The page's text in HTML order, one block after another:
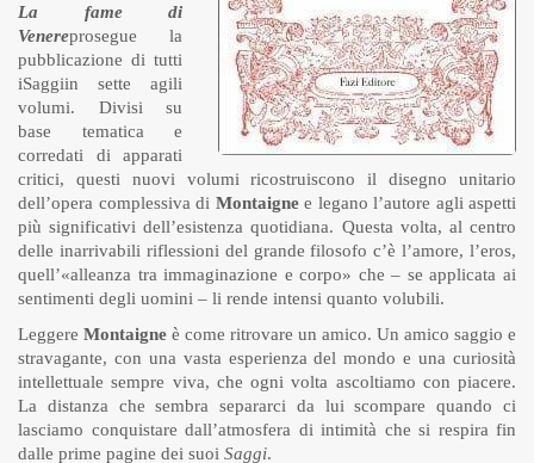
La fame di
Venereprosegue la
pubblicazione di tutti
iSaggiin sette agili
volumi. Divisi su
base tematica e
corredati di apparati
critici, questi nuovi volumi ricostruiscono il disegno unitario
dell’opera complessiva di Montaignee legano l’autore agli aspetti
più significativi dell’esistenza quotidiana. Questa volta, al centro
delle inarrivabili riflessioni del grande filosofo c’è l’amore, l’eros,
quell’«alleanza tra immaginazione e corpo» che – se applicata ai
sentimenti degli uomini – li rende intensi quanto volubili.
Leggere Montaigne è come ritrovare un amico. Un amico saggio e
stravagante, con una vasta esperienza del mondo e una curiosità
intellettuale sempre viva, che ogni volta ascoltiamo con piacere.
La distanza che sembra separarci da lui scompare quando ci
lasciamo conquistare dall’atmosfera di intimità che si respira fin
dalle prime pagine dei suoi Saggi.